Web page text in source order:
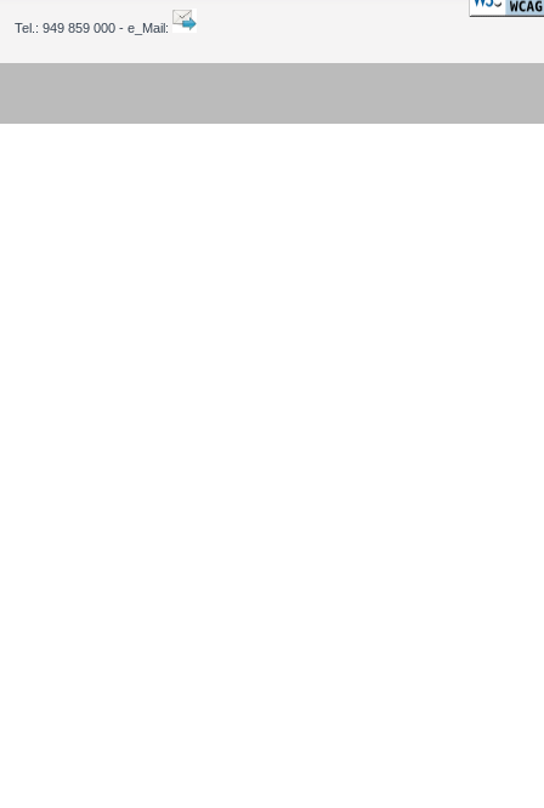
Tel.: 949 859 000 - e_Mail: